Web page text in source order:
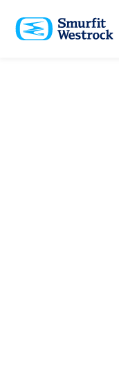
AL
CONTENIDO
PRINCIPAL